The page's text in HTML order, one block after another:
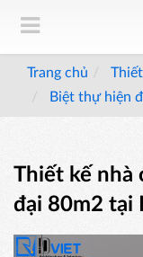
Trang chủ
Biệt thự hiện
Thiết kế nhà
đại 80m2 tại